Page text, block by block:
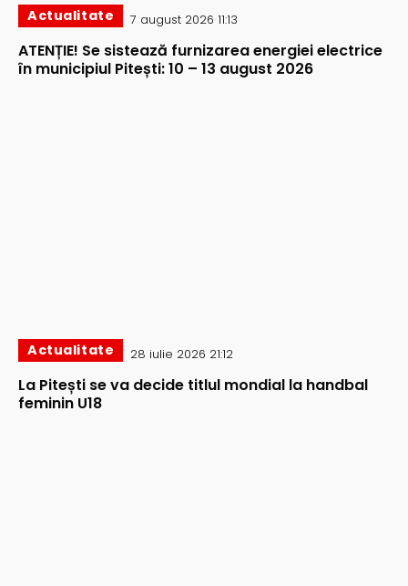
Actualitate 7 august 2026 11:13
ATENȚIE! Se sistează furnizarea energiei electrice
în municipiul Pitești: 10 – 13 august 2026
Actualitate 28 iulie 2026 21:12
La Pitești se va decide titlul mondial la handbal
feminin U18